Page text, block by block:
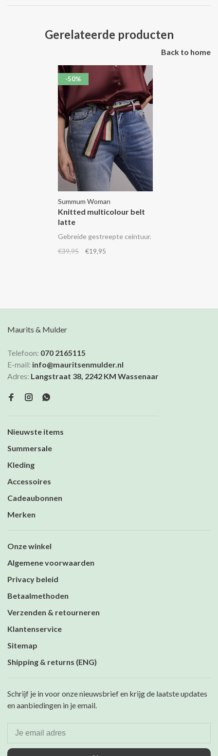
Gerelateerde producten
Back to home
-50%
Summum Woman
Knitted multicolour belt
latte
Gebreide gestreepte ceintuur.
€39,95
€19,95
Maurits & Mulder
Telefoon: 070 2165115
E-mail: info@mauritsenmulder.nl
Adres: Langstraat 38, 2242 KM Wassenaar
Nieuwste items
Summersale
Kleding
Accessoires
Cadeaubonnen
Merken
Onze winkel
Algemene voorwaarden
Privacy beleid
Betaalmethoden
Verzenden & retourneren
Klantenservice
Sitemap
Shipping & returns (ENG)
Schrijf je in voor onze nieuwsbrief en krijg de laatste updates
en aanbiedingen in je email.